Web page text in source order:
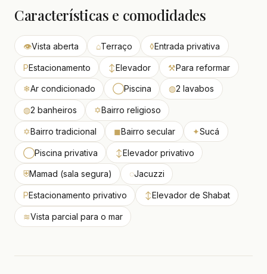
Características e comodidades
👁Vista aberta ⌂Terraço ◊Entrada privativa
PEstacionamento ↕Elevador ⚒Para reformar
❄Ar condicionado ◯Piscina ◍2 lavabos
◍2 banheiros ✡Bairro religioso
✡Bairro tradicional ◼Bairro secular ✦Sucá
◯Piscina privativa ↕Elevador privativo
⛨Mamad (sala segura) ◌Jacuzzi
PEstacionamento privativo ↕Elevador de Shabat
≋Vista parcial para o mar